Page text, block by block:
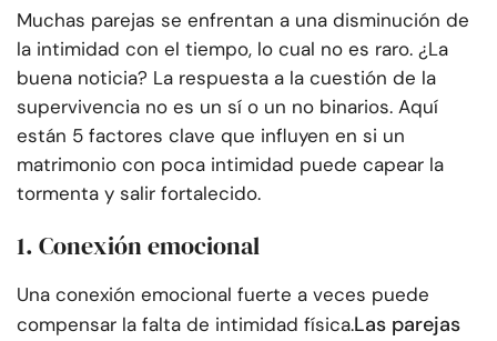
Muchas parejas se enfrentan a una disminución de
la intimidad con el tiempo, lo cual no es raro. ¿La
buena noticia? La respuesta a la cuestión de la
supervivencia no es un sí o un no binarios. Aquí
están 5 factores clave que influyen en si un
matrimonio con poca intimidad puede capear la
tormenta y salir fortalecido.
1. Conexión emocional
Una conexión emocional fuerte a veces puede
compensar la falta de intimidad física.Las parejas